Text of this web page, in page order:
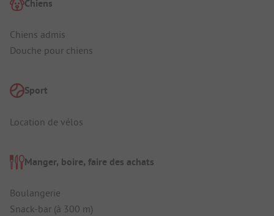
Chiens
Chiens admis
Douche pour chiens
Sport
Location de vélos
Manger, boire, faire des achats
Boulangerie
Snack-bar (à 300 m)